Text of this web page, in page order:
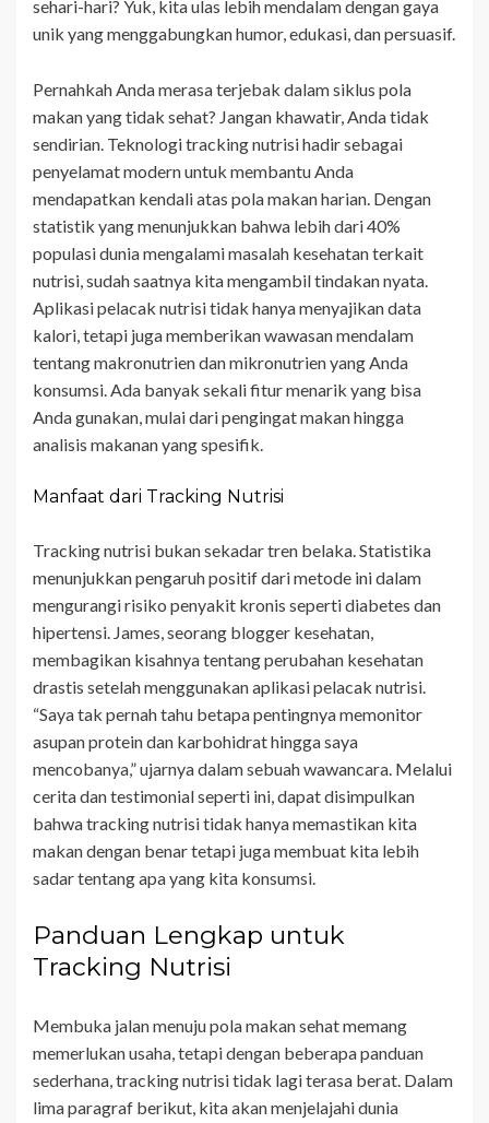
sehari-hari? Yuk, kita ulas lebih mendalam dengan gaya
unik yang menggabungkan humor, edukasi, dan persuasif.
Pernahkah Anda merasa terjebak dalam siklus pola
makan yang tidak sehat? Jangan khawatir, Anda tidak
sendirian. Teknologi tracking nutrisi hadir sebagai
penyelamat modern untuk membantu Anda
mendapatkan kendali atas pola makan harian. Dengan
statistik yang menunjukkan bahwa lebih dari 40%
populasi dunia mengalami masalah kesehatan terkait
nutrisi, sudah saatnya kita mengambil tindakan nyata.
Aplikasi pelacak nutrisi tidak hanya menyajikan data
kalori, tetapi juga memberikan wawasan mendalam
tentang makronutrien dan mikronutrien yang Anda
konsumsi. Ada banyak sekali fitur menarik yang bisa
Anda gunakan, mulai dari pengingat makan hingga
analisis makanan yang spesifik.
Manfaat dari Tracking Nutrisi
Tracking nutrisi bukan sekadar tren belaka. Statistika
menunjukkan pengaruh positif dari metode ini dalam
mengurangi risiko penyakit kronis seperti diabetes dan
hipertensi. James, seorang blogger kesehatan,
membagikan kisahnya tentang perubahan kesehatan
drastis setelah menggunakan aplikasi pelacak nutrisi.
“Saya tak pernah tahu betapa pentingnya memonitor
asupan protein dan karbohidrat hingga saya
mencobanya,” ujarnya dalam sebuah wawancara. Melalui
cerita dan testimonial seperti ini, dapat disimpulkan
bahwa tracking nutrisi tidak hanya memastikan kita
makan dengan benar tetapi juga membuat kita lebih
sadar tentang apa yang kita konsumsi.
Panduan Lengkap untuk
Tracking Nutrisi
Membuka jalan menuju pola makan sehat memang
memerlukan usaha, tetapi dengan beberapa panduan
sederhana, tracking nutrisi tidak lagi terasa berat. Dalam
lima paragraf berikut, kita akan menjelajahi dunia